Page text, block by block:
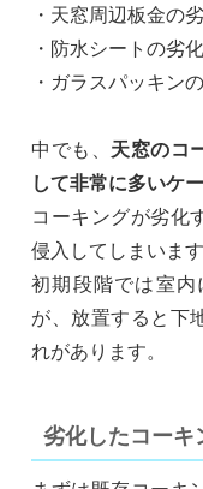
・天窓周辺板金の
・防水シートの劣化
・ガラスパッキン
中でも、 天窓のコ
して非常に多いケー
コーキングが劣化
侵入してしまいます
初期段階では室
が、放置すると下
れがあります。
劣化したコーキ